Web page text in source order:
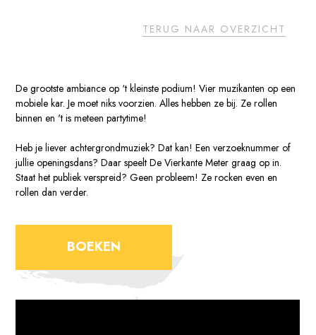
TERUG NAAR OVERZICHT
De grootste ambiance op ‘t kleinste podium! Vier muzikanten op een
mobiele kar. Je moet niks voorzien. Alles hebben ze bij. Ze rollen
binnen en 't is meteen partytime!
Heb je liever achtergrondmuziek? Dat kan! Een verzoeknummer of
jullie openingsdans? Daar speelt De Vierkante Meter graag op in.
Staat het publiek verspreid? Geen probleem! Ze rocken even en
rollen dan verder.
BOEKEN